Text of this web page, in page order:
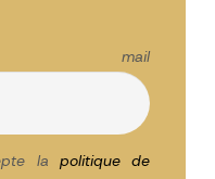
mail
la politique de